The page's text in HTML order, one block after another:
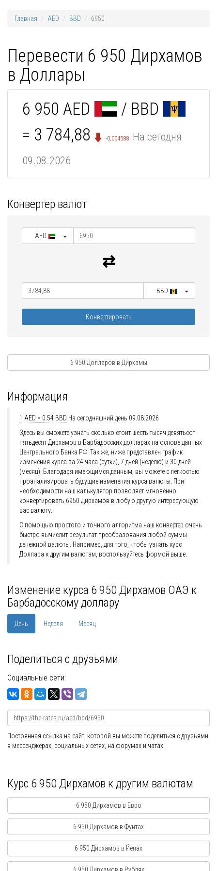
Главная AED BBD 6950
Перевести 6 950 Дирхамов
в Доллары
6 950 AED
/ BBD
= 3 784,88
-0,004588 На сегодня
09.08.2026
Конвертер валют
AED
BBD
Конвертировать
6 950 Долларов в Дирхамы
Информация
1 AED = 0.54 BBD На сегодняшний день 09.08.2026
Здесь вы сможете узнать сколько стоит шесть тысяч девятьсот
пятьдесят Дирхамов в Барбадосских долларах на основе данных
Центрального Банка РФ. Так же, ниже представлен график
изменения курса за 24 часа (сутки), 7 дней (неделю) и 30 дней
(месяц). Благодаря имеющимся данным, вы можете с легкостью
проанализировать будущие изменения курса валюты. При
необходимости наш калькулятор позволяет мгновенно
конвертировать 6950 Дирхамов в любую другую интересующую
вас валюту.
С помощью простого и точного алгоритма наш конвертер очень
быстро вычислит результат преобразования любой суммы
денежной валюты. Например, для того, чтобы узнать курс
Доллара к другим валютам, воспользуйтесь формой выше.
Изменение курса 6 950 Дирхамов ОАЭ к
Барбадосскому доллару
День Неделя Месяц
Поделиться с друзьями
Социальные сети:
Постоянная ссылка на сайт, которой вы можете поделиться с друзьями
в мессенджерах, социальных сетях, на форумах и чатах.
Курс 6 950 Дирхамов к другим валютам
6 950 Дирхамов в Евро
6 950 Дирхамов в Фунтах
6 950 Дирхамов в Йенах